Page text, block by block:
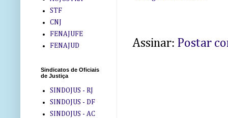
Assinar: Postar
STF
CNJ
FENAJUFE
FENAJUD
Sindicatos de Oficiais
de Justiça
SINDOJUS - RJ
SINDOJUS - DF
SINDOJUS - AC